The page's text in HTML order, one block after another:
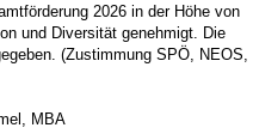
2026 in der Höhe von
und Diversität genehmigt. Die
(Zustimmung SPÖ, NEOS,
MBA